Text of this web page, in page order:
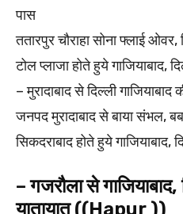
पास
ततारपुर चौराहा सोना फ्लाई
टोल प्लाजा होते हुये गाजियाबाद,
– मुरादाबाद से दिल्ली
जनपद मुरादाबाद से बाया संभल,
सिकदराबाद होते हुये गाजियाबाद,
– गजरौला से
यातायात ((Hapur ))